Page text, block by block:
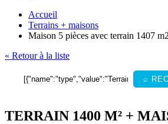
Accueil
Terrains + maisons
Maison 5 pièces avec terrain 1407
« Retour à la liste
⌕
TERRAIN 1400 M² +